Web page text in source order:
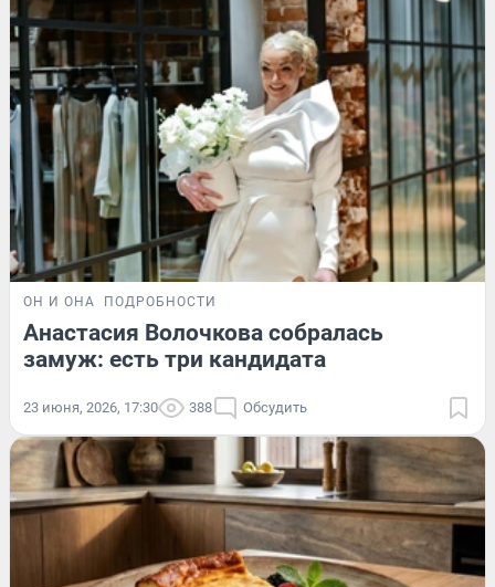
ОН И ОНА ПОДРОБНОСТИ
Анастасия Волочкова собралась
замуж: есть три кандидата
23 июня, 2026, 17:30 388 Обсудить